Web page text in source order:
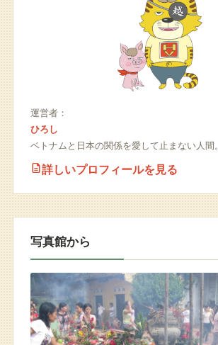
運営者：
ひろし
ベトナムと日本の関係を愛して止まない人間。
詳しいプロフィールを見る
写真館から